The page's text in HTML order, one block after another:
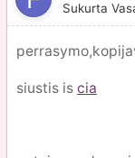
Sukurta
siustis is cia